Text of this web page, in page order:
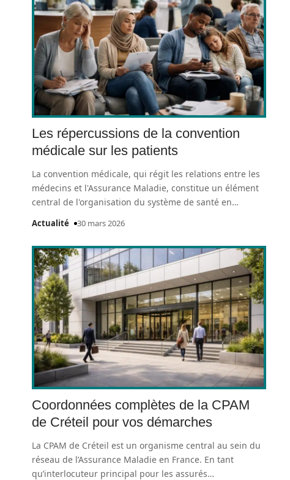
Les répercussions de la convention
médicale sur les patients
La convention médicale, qui régit les relations entre les
médecins et l'Assurance Maladie, constitue un élément
central de l'organisation du système de santé en…
Actualité 30 mars 2026
Coordonnées complètes de la CPAM
de Créteil pour vos démarches
La CPAM de Créteil est un organisme central au sein du
réseau de l’Assurance Maladie en France. En tant
qu’interlocuteur principal pour les assurés…